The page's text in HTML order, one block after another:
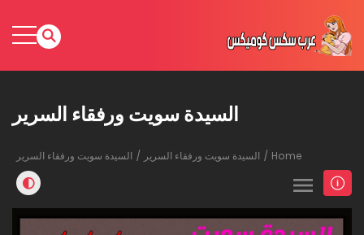
السيدة سويت ورفقاء السرير
Home السيدة سويت ورفقاء السرير السيدة سويت ورفقاء السرير